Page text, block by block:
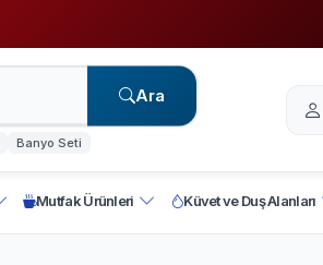
Ara
Banyo Seti
Mutfak Ürünleri Küvet ve Duş Alanları